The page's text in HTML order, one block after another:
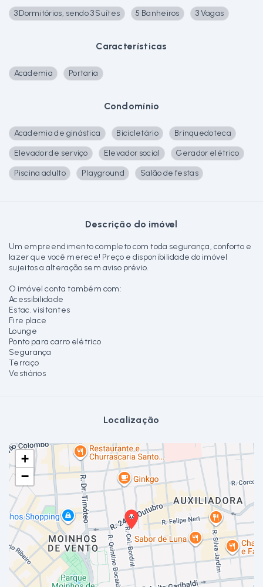
3 Dormitórios, sendo 3 Suítes 5 Banheiros 3 Vagas
Características
Academia Portaria
Condomínio
Academia de ginástica Bicicletário
Brinquedoteca
Elevador de serviço
Elevador social
Gerador elétrico
Piscina adulto
Playground Salão de festas
Descrição do imóvel
Um empreendimento completo com toda segurança, conforto e
lazer que você merece! Preço e disponibilidade do imóvel
sujeitos a alteração sem aviso prévio.
O imóvel conta também com:
Acessibilidade
Estac. visitantes
Fire place
Lounge
Ponto para carro elétrico
Segurança
Terraço
Vestiários
Localização
+
−